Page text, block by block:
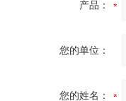
产品：
您的单位：
您的姓名：